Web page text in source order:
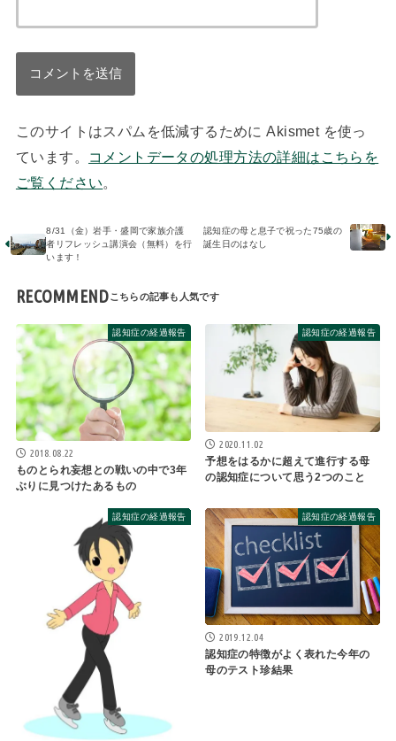
このサイトはスパムを低減するために Akismet を使っ
ています。
コメントデータの処理方法の詳細はこちらを
ご覧ください。
8/31（金）岩手・盛岡で家族介護
者リフレッシュ講演会（無料）を行
います！
認知症の母と息子で祝った75歳の
誕生日のはなし
RECOMMEND
認知症の経過報告
2018.08.22
ものとられ妄想との戦いの中で3年
ぶりに見つけたあるもの
認知症の経過報告
2020.11.02
予想をはるかに超えて進行する母
の認知症について思う2つのこと
認知症の経過報告 認知症の経過報告
2019.12.04
認知症の特徴がよく表れた今年の
母のテスト珍結果